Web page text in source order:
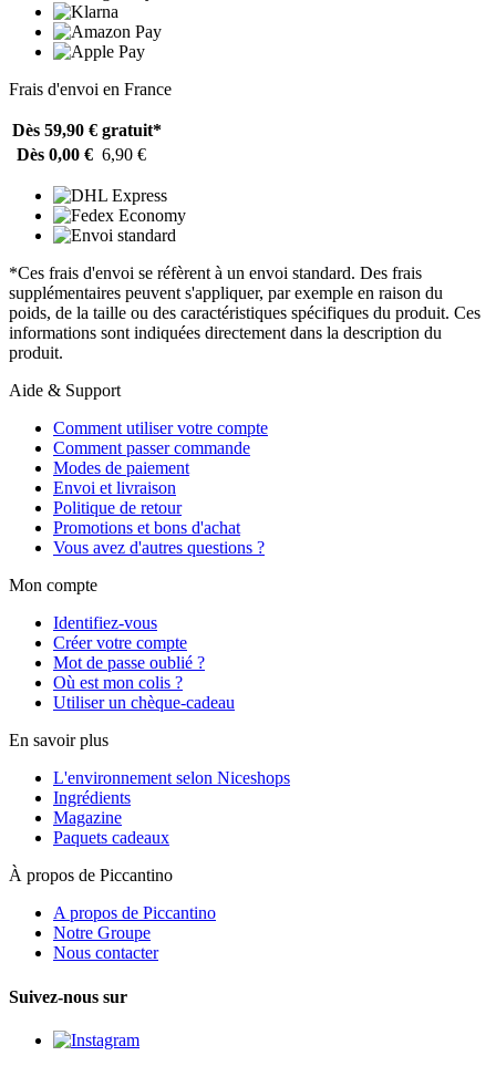
Frais d'envoi en France
Dès 59,90 € gratuit*
Dès 0,00 € 6,90 €
*Ces frais d'envoi se réfèrent à un envoi standard. Des frais
supplémentaires peuvent s'appliquer, par exemple en raison du
poids, de la taille ou des caractéristiques spécifiques du produit. Ces
informations sont indiquées directement dans la description du
produit.
Aide & Support
Comment utiliser votre compte
Comment passer commande
Modes de paiement
Envoi et livraison
Politique de retour
Promotions et bons d'achat
Vous avez d'autres questions ?
Mon compte
Identifiez-vous
Créer votre compte
Mot de passe oublié ?
Où est mon colis ?
Utiliser un chèque-cadeau
En savoir plus
L'environnement selon Niceshops
Ingrédients
Magazine
Paquets cadeaux
À propos de Piccantino
A propos de Piccantino
Notre Groupe
Nous contacter
Suivez-nous sur